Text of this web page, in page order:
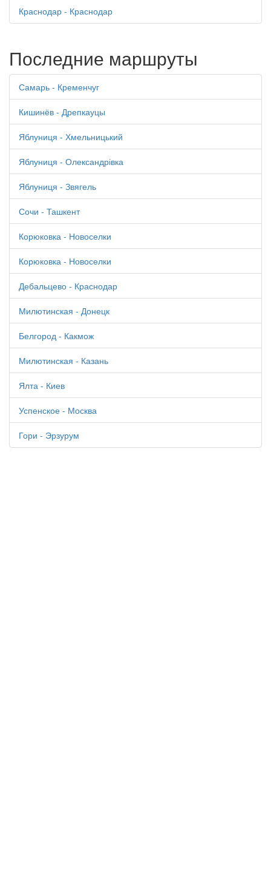
Краснодар - Краснодар
Последние маршруты
Самарь - Кременчуг
Кишинёв - Дрепкауцы
Яблуниця - Хмельницький
Яблуниця - Олександрівка
Яблуниця - Звягель
Сочи - Ташкент
Корюковка - Новоселки
Корюковка - Новоселки
Дебальцево - Краснодар
Милютинская - Донецк
Белгород - Какмож
Милютинская - Казань
Ялта - Киев
Успенское - Москва
Гори - Эрзурум